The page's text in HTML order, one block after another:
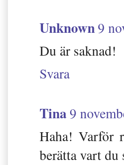
Unknown9
Du är saknad!
Svara
Tina9
Haha! Varför
berätta vart du